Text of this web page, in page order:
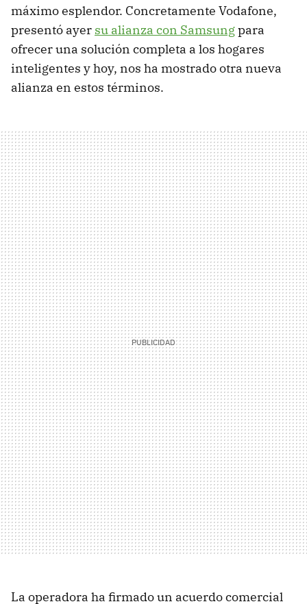
máximo esplendor. Concretamente Vodafone,
presentó ayer su alianza con Samsungpara
ofrecer una solución completa a los hogares
inteligentes y hoy, nos ha mostrado otra nueva
alianza en estos términos.
La operadora ha firmado un acuerdo comercial